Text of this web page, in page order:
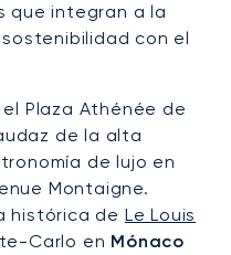
que integran a la
con el
Plaza Athénée de
de la alta
de lujo en
Montaigne.
histórica de Le Louis
Carlo en Mónaco